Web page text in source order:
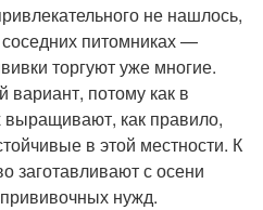
не нашлось,
соседних питомниках —
торгуют уже многие.
вариант, потому как в
выращивают, как правило,
в этой местности. К
заготавливают с осени
нужд.